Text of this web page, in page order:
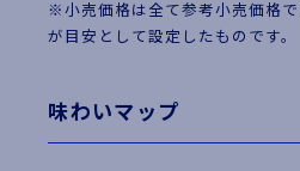
※小売価格は全て参考小売価格
が目安として設定したものです。
味わいマップ